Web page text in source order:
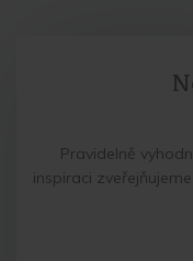
Pravidelně
inspiraci